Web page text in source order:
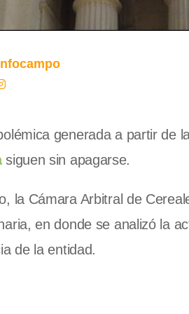
generada a partir de
siguen sin apagarse.
la Cámara Arbitral de
en donde se analizó la
de la entidad.